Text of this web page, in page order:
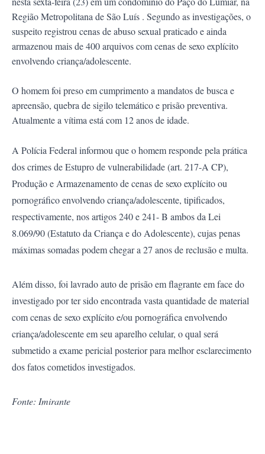
Região Metropolitana de São Luís . Segundo as investigações, o
suspeito registrou cenas de abuso sexual praticado e ainda
armazenou mais de 400 arquivos com cenas de sexo explícito
envolvendo criança/adolescente.
O homem foi preso em cumprimento a mandatos de busca e
apreensão, quebra de sigilo telemático e prisão preventiva.
Atualmente a vítima está com 12 anos de idade.
A Polícia Federal informou que o homem responde pela prática
dos crimes de Estupro de vulnerabilidade (art. 217-A CP),
Produção e Armazenamento de cenas de sexo explícito ou
pornográfico envolvendo criança/adolescente, tipificados,
respectivamente, nos artigos 240 e 241- B ambos da Lei
8.069/90 (Estatuto da Criança e do Adolescente), cujas penas
máximas somadas podem chegar a 27 anos de reclusão e multa.
Além disso, foi lavrado auto de prisão em flagrante em face do
investigado por ter sido encontrada vasta quantidade de material
com cenas de sexo explícito e/ou pornográfica envolvendo
criança/adolescente em seu aparelho celular, o qual será
submetido a exame pericial posterior para melhor esclarecimento
dos fatos cometidos investigados.
Fonte: Imirante